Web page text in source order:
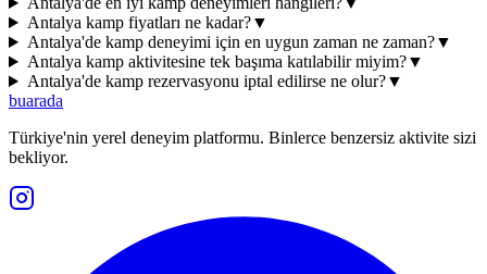
Antalya kamp fiyatları ne kadar?▼
Antalya'de kamp deneyimi için en uygun zaman ne zaman?▼
Antalya kamp aktivitesine tek başıma katılabilir miyim?▼
Antalya'de kamp rezervasyonu iptal edilirse ne olur?▼
buarada
Türkiye'nin yerel deneyim platformu. Binlerce benzersiz aktivite sizi
bekliyor.